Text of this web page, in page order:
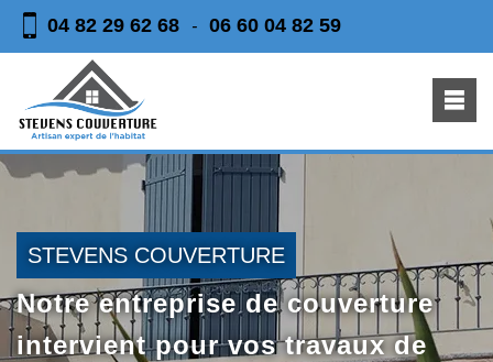
04 82 29 62 68 - 06 60 04 82 59
STEVENS COUVERTURE
Notre entreprise de couverture
intervient pour vos travaux de